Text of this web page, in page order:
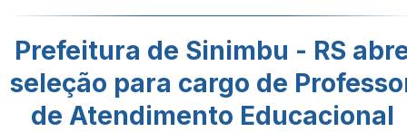
Prefeitura de Sinimbu - RS
seleção para cargo de
de Atendimento Educacional